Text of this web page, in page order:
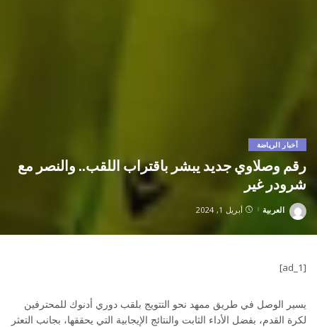
أخبار الرياضة
رقم وصلاوي جديد يبشر باقتراب اللقب.. والنصر مع
شرودر غير
Posted
العربية أبريل 1, 2024
[ad_1]
يسير الوصل في طريق ممهد نحو التتويج بلقب دوري أدنوك للمحترفين
لكرة القدم، بفضل الأداء الثابت والنتائج الإيجابية التي يحققها، بجانب التعثر